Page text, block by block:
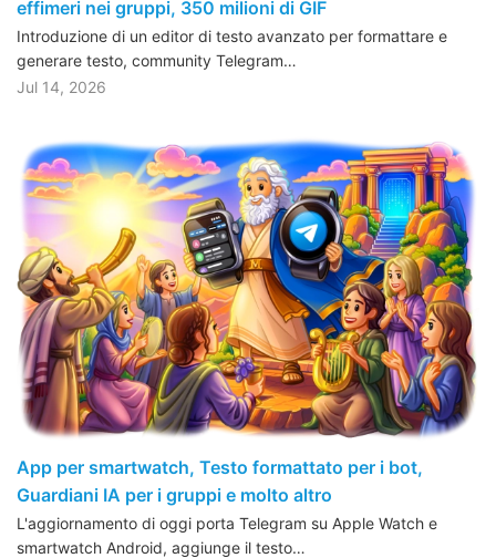
effimeri nei gruppi, 350 milioni di GIF
Introduzione di un editor di testo avanzato per formattare e
generare testo, community Telegram…
Jul 14, 2026
App per smartwatch, Testo formattato per i bot,
Guardiani IA per i gruppi e molto altro
L'aggiornamento di oggi porta Telegram su Apple Watch e
smartwatch Android, aggiunge il testo…